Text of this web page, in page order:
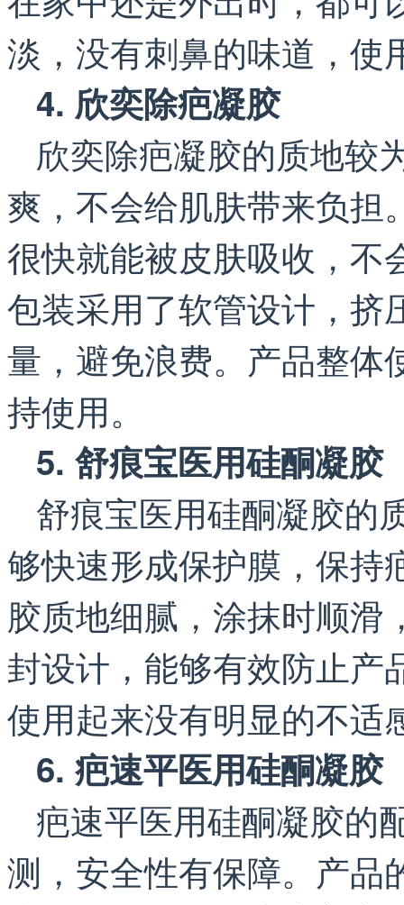
淡，没有刺鼻的味道，使
4. 欣奕除疤凝胶
欣奕除疤凝胶的质地较
爽，不会给肌肤带来负担
很快就能被皮肤吸收，不
包装采用了软管设计，挤
量，避免浪费。产品整体
持使用。
5. 舒痕宝医用硅酮凝胶
舒痕宝医用硅酮凝胶的
够快速形成保护膜，保持
胶质地细腻，涂抹时顺
封设计，能够有效防止产
使用起来没有明显的不适
6. 疤速平医用硅酮凝胶
疤速平医用硅酮凝胶的
测，安全性有保障。产品